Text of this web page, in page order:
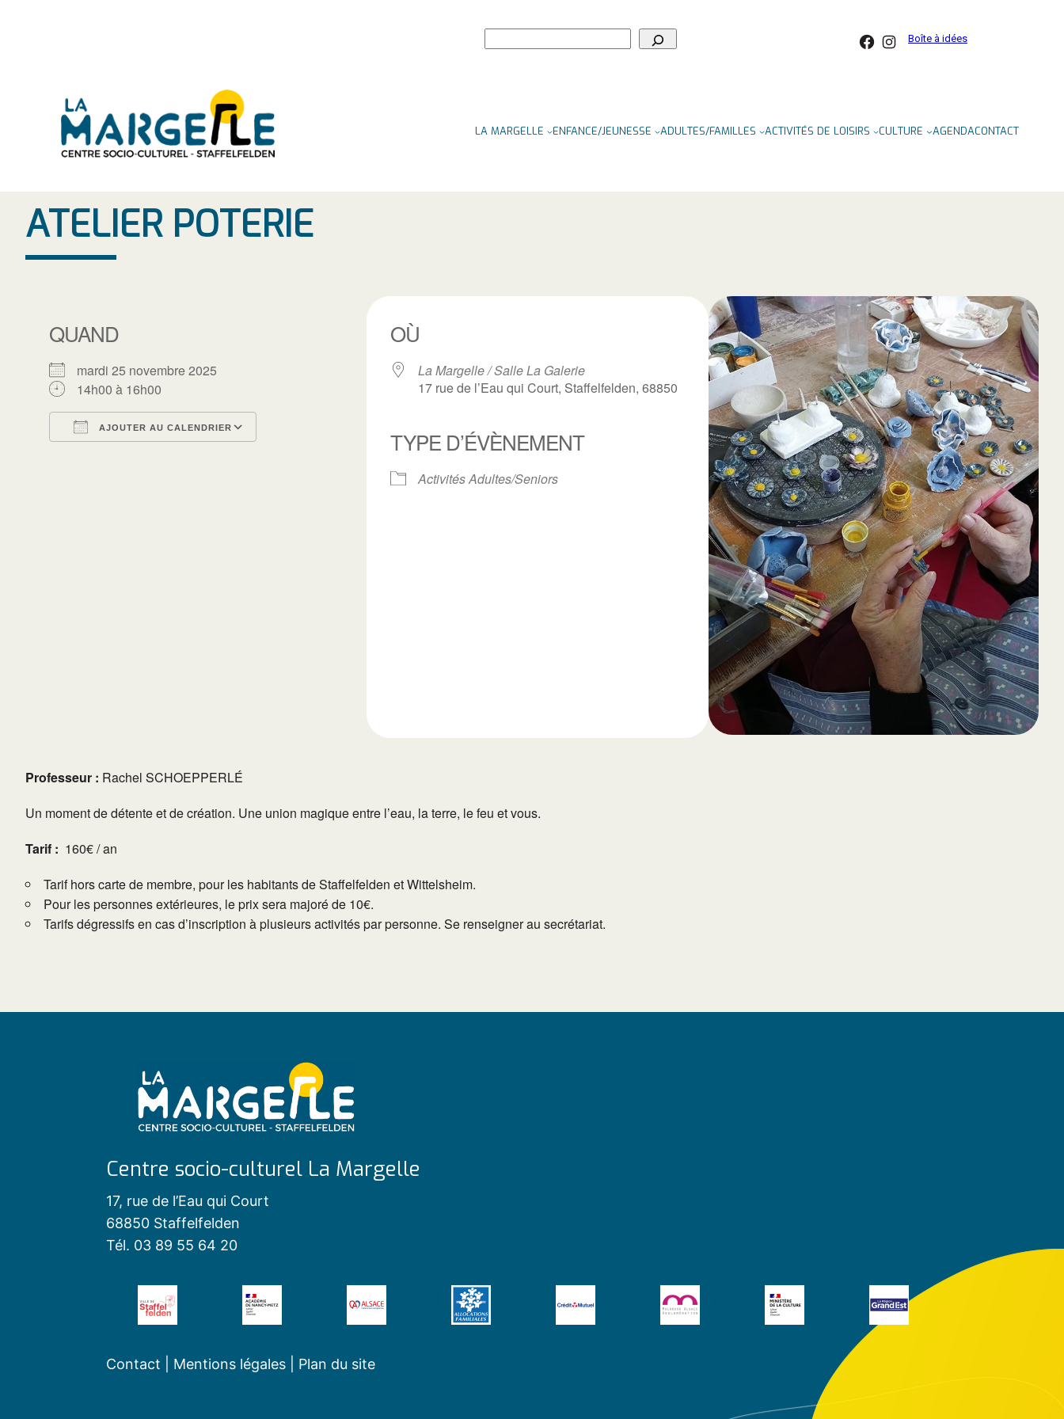
Facebook
Instagram
Boîte à idées
LA MARGELLE ENFANCE/JEUNESSE ADULTES/FAMILLES ACTIVITÉS DE LOISIRS CULTURE AGENDACONTACT
ATELIER POTERIE
QUAND
mardi 25 novembre 2025
14h00 à 16h00
AJOUTER AU CALENDRIER
iCalendar Office 365 Outlook Live
OÙ
La Margelle / Salle La Galerie
17 rue de l’Eau qui Court, Staffelfelden, 68850
TYPE D’ÉVÈNEMENT
Activités Adultes/Seniors
Professeur : Rachel SCHOEPPERLÉ
Un moment de détente et de création. Une union magique entre l’eau, la terre, le feu et vous.
Tarif : 160€ / an
Tarif hors carte de membre, pour les habitants de Staffelfelden et Wittelsheim.
Pour les personnes extérieures, le prix sera majoré de 10€.
Tarifs dégressifs en cas d’inscription à plusieurs activités par personne. Se renseigner au secrétariat.
Centre socio-culturel La Margelle
17, rue de l’Eau qui Court
68850 Staffelfelden
Tél. 03 89 55 64 20
Contact Mentions légales Plan du site